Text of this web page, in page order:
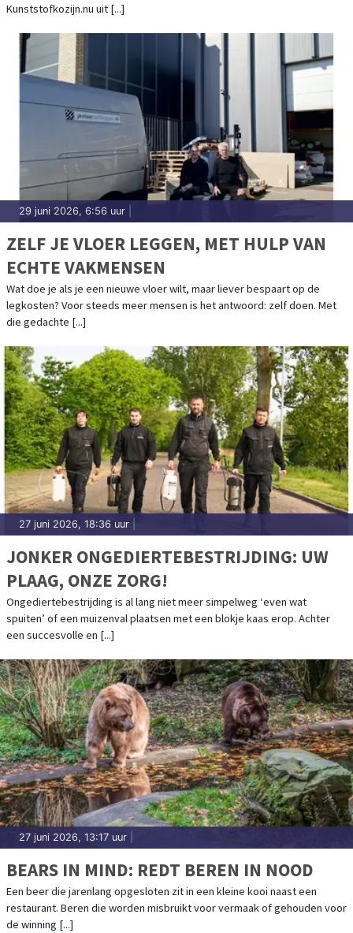
Kunststofkozijn.nu uit [...]
29 juni 2026, 6:56 uur
ZELF JE VLOER LEGGEN, MET HULP VAN
ECHTE VAKMENSEN
Wat doe je als je een nieuwe vloer wilt, maar liever bespaart op de
legkosten? Voor steeds meer mensen is het antwoord: zelf doen. Met
die gedachte [...]
27 juni 2026, 18:36 uur
JONKER ONGEDIERTEBESTRIJDING: UW
PLAAG, ONZE ZORG!
Ongediertebestrijding is al lang niet meer simpelweg ‘even wat
spuiten’ of een muizenval plaatsen met een blokje kaas erop. Achter
een succesvolle en [...]
27 juni 2026, 13:17 uur
BEARS IN MIND: REDT BEREN IN NOOD
Een beer die jarenlang opgesloten zit in een kleine kooi naast een
restaurant. Beren die worden misbruikt voor vermaak of gehouden voor
de winning [...]